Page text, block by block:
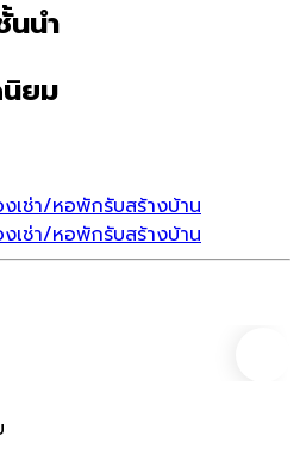
นนำ
ยม
งเช่า/หอพักรับสร้างบ้าน
งเช่า/หอพักรับสร้างบ้าน